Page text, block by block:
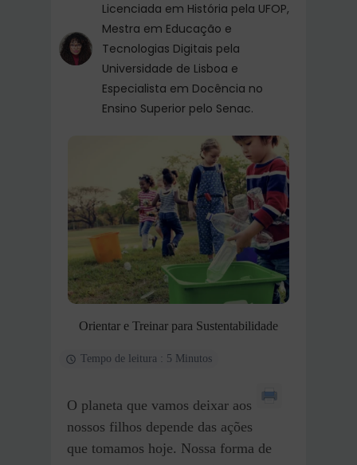
Licenciada em História pela UFOP,
Mestra em Educação e
Tecnologias Digitais pela
Universidade de Lisboa e
Especialista em Docência no
Ensino Superior pelo Senac.
Orientar e Treinar para Sustentabilidade
Tempo de leitura : 5 Minutos
O planeta que vamos deixar aos
nossos filhos depende das ações
que tomamos hoje. Nossa forma de